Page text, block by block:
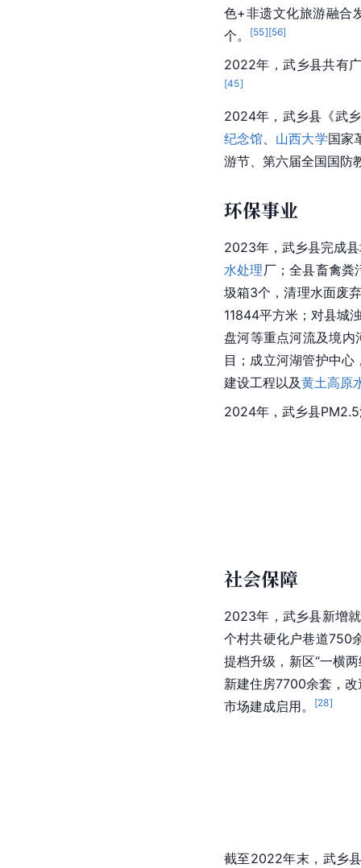
色+非遗文化旅游融合
个。
[55][56]
2022年，武乡县共有
[45]
2024年，武乡县《武乡
纪念馆、 山西大学国家
游节、第六届全国国防
环保事业
2023年，武乡县完成
水处理厂；全县畜禽粪
圾箱3个，清理水面废
11844平方米；对县城
盘河等重点河流及境内
目；成立河湖管护中
建设工程以及黄土高原
2024年，武乡县
社会保障
2023年，武乡县新增
个村共硬化户巷道750
提档升级，新区“一横
新建住房7700余套，
市场建成启用。
[28]
截至2022年末，武乡